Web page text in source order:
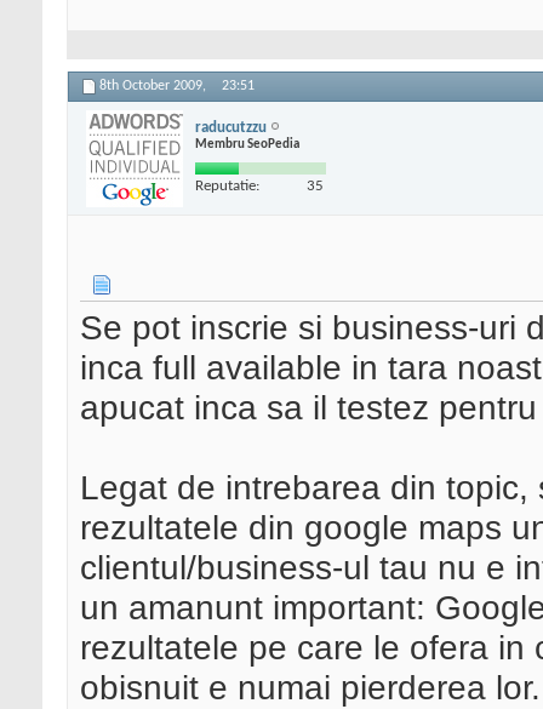
8th October 2009, 23:51
raducutzzu
Membru SeoPedia
Reputatie: 35
Se pot inscrie si business-uri
inca full available in tara
apucat inca sa il testez
Legat de intrebarea din
rezultatele din google maps
clientul/business-ul tau nu e
un amanunt important:
rezultatele pe care le ofera
obisnuit e numai pierderea lor.